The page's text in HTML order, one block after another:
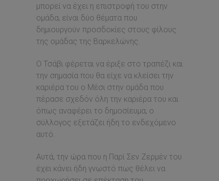
μπορεί να έχει η επιστροφή του στην
ομάδα, είναι δύο θέματα που
δημιουργούν προσδοκίες στους φίλους
της ομάδας της Βαρκελώνης.
Ο Τσάβι φέρεται να έριξε στο τραπέζι και
την σημασία που θα είχε να κλείσει την
καριέρα του ο Μέσι στην ομάδα που
πέρασε σχεδόν όλη την καριέρα του και
όπως αναφέρει το δημοσίευμα, ο
σύλλογος εξετάζει ήδη το ενδεχόμενο
αυτό.
Αυτά, την ώρα που η Παρί Σεν Ζερμέν του
έχει κάνει ήδη γνωστό πως θέλει να